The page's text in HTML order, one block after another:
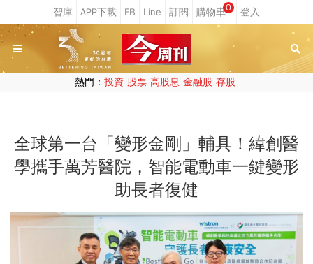
0
熱門： 投資 股票 高股息 金融股 存股
全球第一台「變形金剛」輔具！緯創醫
學攜手萬芳醫院，智能電動車一鍵變形
助長者復健